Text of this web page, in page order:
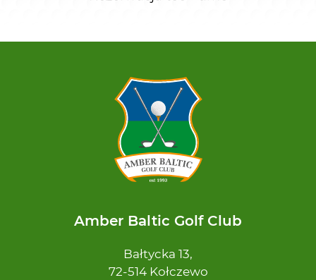
Amber Baltic Golf Club
Bałtycka 13,
72-514 Kołczewo